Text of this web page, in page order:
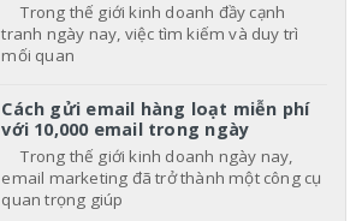
Trong thế giới kinh doanh đầy cạnh
tranh ngày nay, việc tìm kiếm và duy trì
mối quan
Cách gửi email hàng loạt miễn phí
với 10,000 email trong ngày
Trong thế giới kinh doanh ngày nay,
email marketing đã trở thành một công cụ
quan trọng giúp